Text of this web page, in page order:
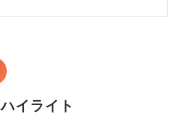
ハイライト